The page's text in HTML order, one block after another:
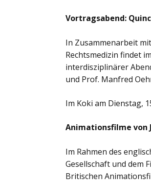
Vortragsabend:
In Zusammenarbeit
Rechtsmedizin findet
interdisziplinärer
und Prof. Manfred
Im Koki am Dienstag,
Animationsfilme von
Im Rahmen des
Gesellschaft und dem
Britischen